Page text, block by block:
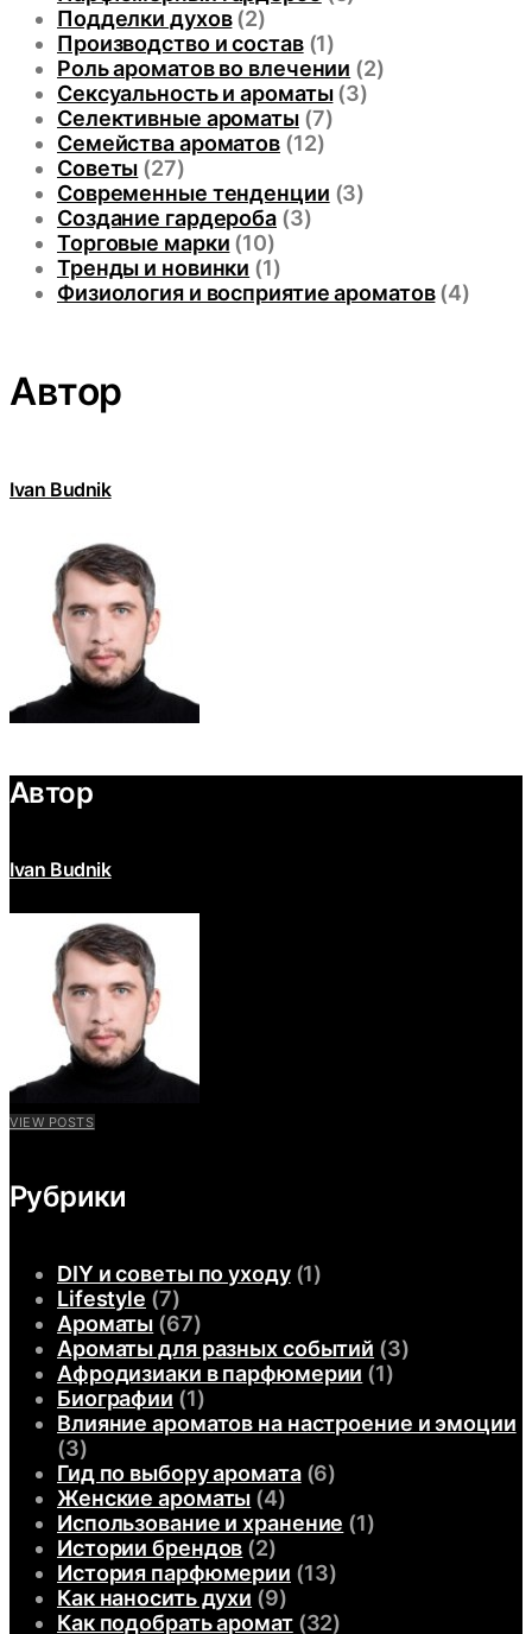
Подделки духов(2)
Производство и состав(1)
Роль ароматов во влечении (2)
Сексуальность и ароматы(3)
Селективные ароматы(7)
Семейства ароматов(12)
Советы (27)
Современные тенденции (3)
Создание гардероба(3)
Торговые марки (10)
Тренды и новинки (1)
Физиология и восприятие ароматов(4)
Автор
Ivan Budnik
Автор
Ivan Budnik
VIEW POSTS
Рубрики
DIY и советы по уходу(1)
Lifestyle (7)
Ароматы (67)
Ароматы для разных событий (3)
Афродизиаки в парфюмерии (1)
Биографии (1)
Влияние ароматов на настроение и эмоции
(3)
Гид по выбору аромата(6)
Женские ароматы (4)
Использование и хранение (1)
Истории брендов (2)
История парфюмерии (13)
Как наносить духи (9)
Как подобрать аромат(32)